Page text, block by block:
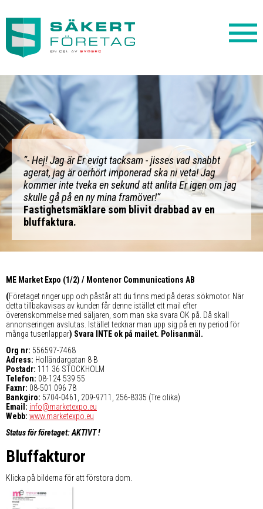
”- Hej! Jag är Er evigt tacksam - jisses vad snabbt
agerat, jag är oerhört imponerad ska ni veta! Jag
kommer inte tveka en sekund att anlita Er igen om jag
skulle gå på en ny mina framöver!”
Fastighetsmäklare som blivit drabbad av en
bluffaktura.
ME Market Expo (1/2) / Montenor Communications AB
(Företaget ringer upp och påstår att du finns med på deras sökmotor. När
detta tillbakavisas av kunden får denne istället ett mail efter
överenskommelse med säljaren, som man ska svara OK på. Då skall
annonseringen avslutas. Istället tecknar man upp sig på en ny period för
många tusenlappar) Svara INTE ok på mailet. Polisanmäl.
Org nr: 556597-7468
Adress: Holländargatan 8 B
Postadr: 111 36 STOCKHOLM
Telefon: 08-124 539 55
Faxnr: 08-501 096 78
Bankgiro: 5704-0461, 209-9711, 256-8335 (Tre olika)
Email: info@marketexpo.eu
Webb: www.marketexpo.eu
Status för företaget: AKTIVT !
Bluffakturor
Klicka på bilderna för att förstora dom.